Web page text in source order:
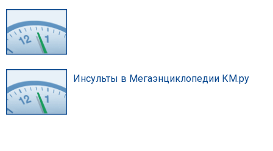
Инсульты в Мегаэнциклопедии КМ.ру